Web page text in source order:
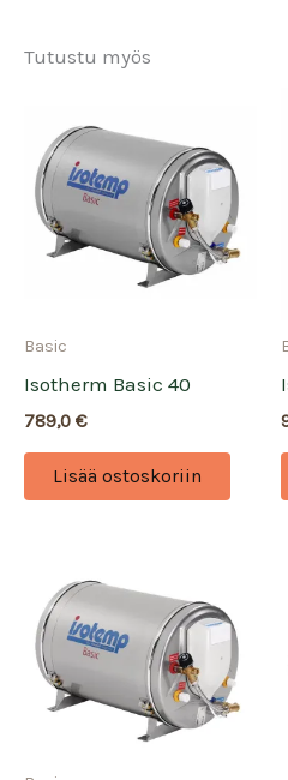
Tutustu myös
Basic
Isotherm Basic 40
789,0 €
Lisää ostoskoriin